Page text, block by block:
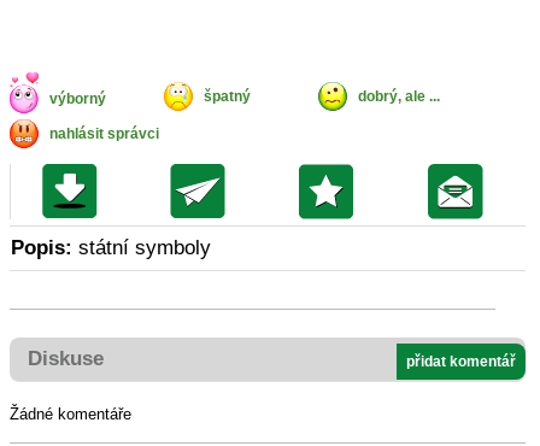
výborný špatný dobrý, ale ...
nahlásit správci
Popis: státní symboly
Diskuse přidat komentář
Žádné komentáře